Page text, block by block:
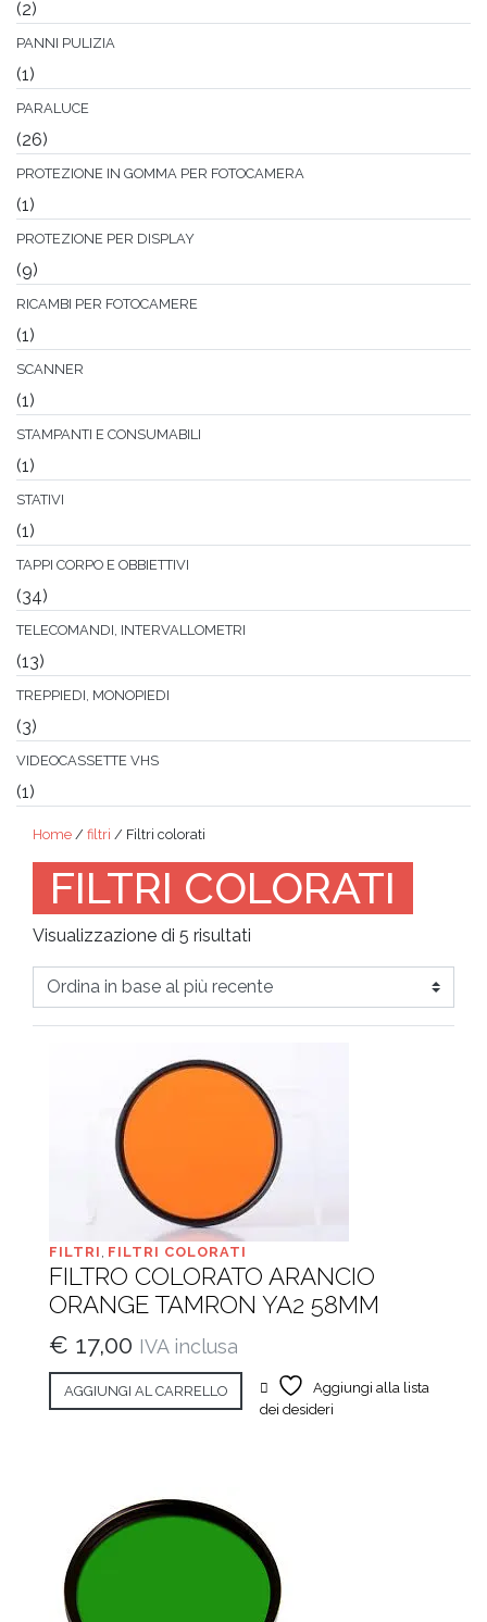
(2)
PANNI PULIZIA
(1)
PARALUCE
(26)
PROTEZIONE IN GOMMA PER FOTOCAMERA
(1)
PROTEZIONE PER DISPLAY
(9)
RICAMBI PER FOTOCAMERE
(1)
SCANNER
(1)
STAMPANTI E CONSUMABILI
(1)
STATIVI
(1)
TAPPI CORPO E OBBIETTIVI
(34)
TELECOMANDI, INTERVALLOMETRI
(13)
TREPPIEDI, MONOPIEDI
(3)
VIDEOCASSETTE VHS
(1)
Home / filtri / Filtri colorati
FILTRI COLORATI
Visualizzazione di 5 risultati
base
al
FILTRI FILTRI COLORATI
FILTRO COLORATO ARANCIO
ORANGE TAMRON YA2 58MM
€ 17,00 IVA inclusa
AGGIUNGI AL CARRELLO
Aggiungi alla lista
dei desideri